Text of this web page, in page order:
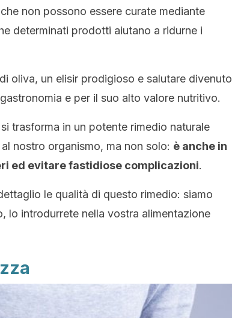
non possono essere curate mediante
determinati prodotti aiutano a ridurne i
oliva, un elisir prodigioso e salutare divenuto
e per il suo alto valore nutritivo.
trasforma in un potente rimedio naturale
nostro organismo, ma non solo: è anche in
ed evitare fastidiose complicazioni.
le qualità di questo rimedio: siamo
lo introdurrete nella vostra alimentazione